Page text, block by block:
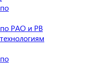
по РАО и РВ